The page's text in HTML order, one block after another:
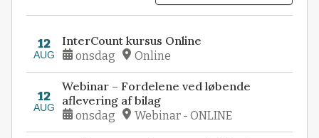
12
AUG
InterCount kursus Online
onsdag Online
12
AUG
Webinar – Fordelene ved løbende
aflevering af bilag
onsdag Webinar - ONLINE